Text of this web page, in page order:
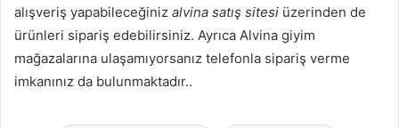
alışveriş yapabileceğiniz alvina satış sitesi üzerinden de
ürünleri sipariş edebilirsiniz. Ayrıca Alvina giyim
mağazalarına ulaşamıyorsanız telefonla sipariş verme
imkanınız da bulunmaktadır..